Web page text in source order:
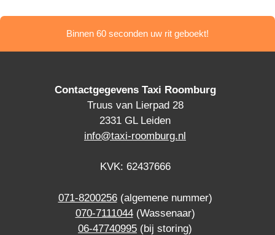
Binnen 60 seconden uw rit geboekt!
Contactgegevens Taxi Roomburg
Truus van Lierpad 28
2331 GL Leiden
info@taxi-roomburg.nl
KVK: 62437666
071-8200256(algemene nummer)
070-7111044(Wassenaar)
06-47740995 (bij storing)